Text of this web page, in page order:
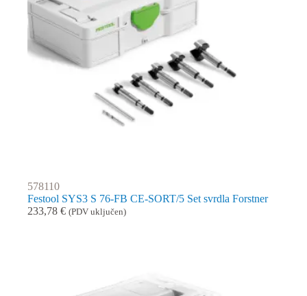
578110
Festool SYS3 S 76-FB CE-SORT/5 Set svrdla Forstner
233,78 € (PDV uključen)